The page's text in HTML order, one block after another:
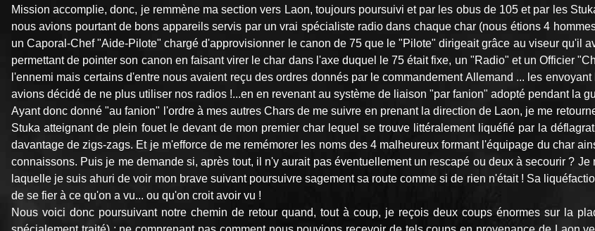
Mission accomplie, donc, je remmène ma section vers Laon, toujours poursuivi et par les obus de 105 et par les
nous avions pourtant de bons appareils servis par un vrai spécialiste radio dans chaque char (nous étions 4
un Caporal-Chef "Aide-Pilote" chargé d'approvisionner le canon de 75 que le "Pilote" dirigeait grâce au viseur qu'il
permettant de pointer son canon en faisant virer le char dans l'axe duquel le 75 était fixe, un "Radio" et un Officier
l'ennemi mais certains d'entre nous avaient reçu des ordres donnés par le commandement Allemand ... les
avions décidé de ne plus utiliser nos radios !...en en revenant au système de liaison "par fanion" adopté pendant la
Ayant donc donné "au fanion" l'ordre à mes autres Chars de me suivre en prenant la direction de Laon, je me
Stuka atteignant de plein fouet le devant de mon premier char lequel se trouve littéralement liquéfié par la
davantage de zigs-zags. Et je m'efforce de me remémorer les noms des 4 malheureux formant l'équipage du char
connaissons. Puis je me demande si, après tout, il n'y aurait pas éventuellement un rescapé ou deux à secourir ?
laquelle je suis ahuri de voir mon brave suivant poursuivre sagement sa route comme si de rien n'était ! Sa
de se fier à ce qu'on a vu... ou qu'on croit avoir vu !
Nous voici donc poursuivant notre chemin de retour quand, tout à coup, je reçois deux coups énormes sur la